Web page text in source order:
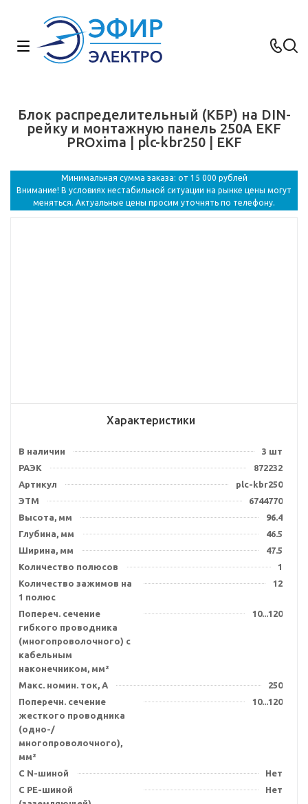
Блок распределительный (КБР) на DIN-
рейку и монтажную панель 250A EKF
PROxima | plc-kbr250 | EKF
Минимальная сумма заказа: от 15 000 рублей
Внимание! В условиях нестабильной ситуации на рынке цены могут
меняться. Актуальные цены просим уточнять по телефону.
Характеристики
В наличии
3 шт
РАЭК
872232
Артикул
plc-kbr250
ЭТМ
6744770
Высота, мм
96.4
Глубина, мм
46.5
Ширина, мм
47.5
Количество полюсов
1
Количество зажимов на
1 полюс
12
Попереч. сечение
гибкого проводника
(многопроволочного) с
кабельным
наконечником, мм²
10...120
Макс. номин. ток, А
250
Поперечн. сечение
жесткого проводника
(одно-/
многопроволочного),
мм²
10...120
С N-шиной
Нет
С PE-шиной
Нет